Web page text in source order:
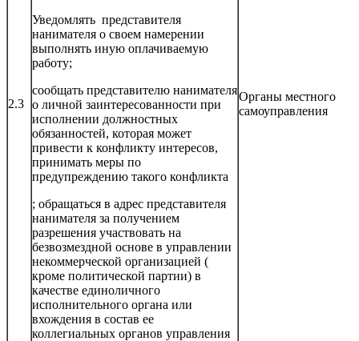
2.3
Уведомлять представителя
нанимателя о своем намерении
выполнять иную оплачиваемую
работу;
сообщать представителю нанимателя
о личной заинтересованности при
исполнении должностных
обязанностей, которая может
привести к конфликту интересов,
принимать меры по
предупреждению такого конфликта
; обращаться в адрес представителя
нанимателя за получением
разрешения участвовать на
безвозмездной основе в управлении
некоммерческой организацией (
кроме политической партии) в
качестве единоличного
исполнительного органа или
вхождения в состав ее
коллегиальных органов управления
Органы местного
самоуправления